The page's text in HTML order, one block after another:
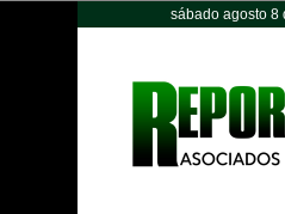
sábado agosto 8
Opinión